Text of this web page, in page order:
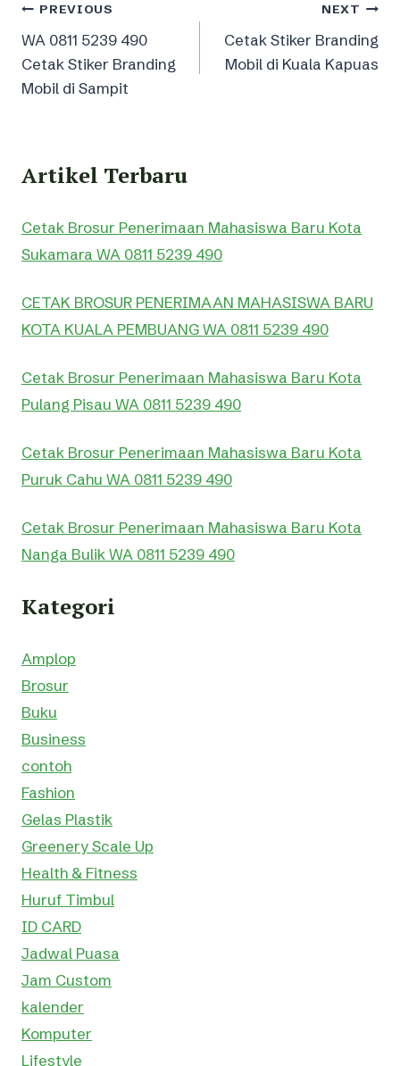
Post
navigation
PREVIOUS
WA 0811 5239 490
Cetak Stiker Branding
Mobil di Sampit
NEXT
Cetak Stiker Branding
Mobil di Kuala Kapuas
Artikel Terbaru
Cetak Brosur Penerimaan Mahasiswa Baru Kota
Sukamara WA 0811 5239 490
CETAK BROSUR PENERIMAAN MAHASISWA BARU
KOTA KUALA PEMBUANG WA 0811 5239 490
Cetak Brosur Penerimaan Mahasiswa Baru Kota
Pulang Pisau WA 0811 5239 490
Cetak Brosur Penerimaan Mahasiswa Baru Kota
Puruk Cahu WA 0811 5239 490
Cetak Brosur Penerimaan Mahasiswa Baru Kota
Nanga Bulik WA 0811 5239 490
Kategori
Amplop
Brosur
Buku
Business
contoh
Fashion
Gelas Plastik
Greenery Scale Up
Health & Fitness
Huruf Timbul
ID CARD
Jadwal Puasa
Jam Custom
kalender
Komputer
Lifestyle